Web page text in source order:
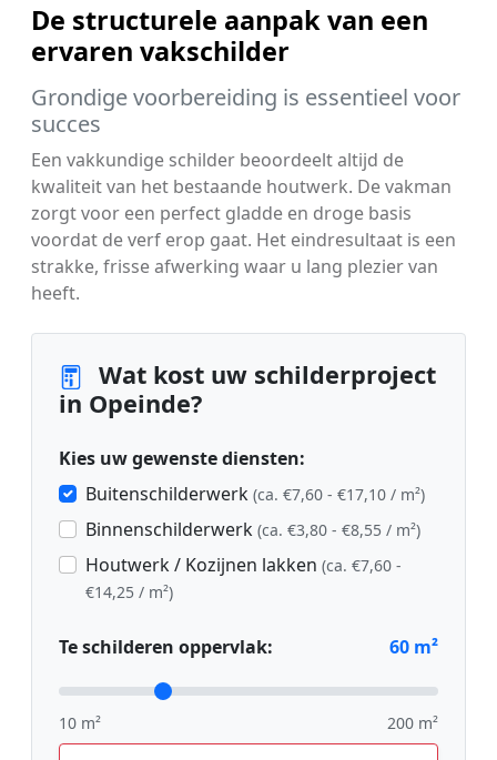
De structurele aanpak van een
ervaren vakschilder
Grondige voorbereiding is essentieel voor
succes
Een vakkundige schilder beoordeelt altijd de
kwaliteit van het bestaande houtwerk. De vakman
zorgt voor een perfect gladde en droge basis
voordat de verf erop gaat. Het eindresultaat is een
strakke, frisse afwerking waar u lang plezier van
heeft.
Wat kost uw schilderproject
in Opeinde?
Kies uw gewenste diensten:
Buitenschilderwerk (ca. €7,60 - €17,10 / m²)
Binnenschilderwerk (ca. €3,80 - €8,55 / m²)
Houtwerk / Kozijnen lakken (ca. €7,60 -
€14,25 / m²)
Te schilderen oppervlak: 60 m²
10 m² 200 m²